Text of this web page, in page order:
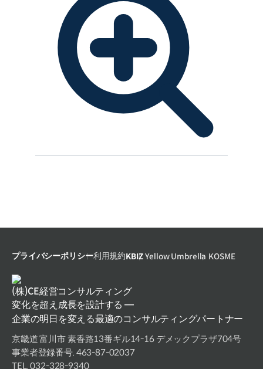
プライバシーポリシー利用規約KBIZ Yellow Umbrella KOSME
変化を超え成長を設計する —
企業の明日を変える最適のコンサルティングパートナー
京畿道 富川市 素香路13番ギル14-16 デメックプラザ704号
事業者登録番号. 463-87-02037
TEL. 032-328-9340